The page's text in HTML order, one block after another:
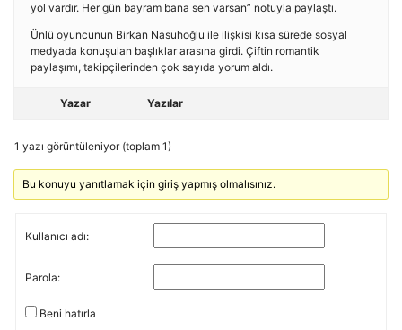
yol vardır. Her gün bayram bana sen varsan” notuyla paylaştı.
Ünlü oyuncunun Birkan Nasuhoğlu ile ilişkisi kısa sürede sosyal
medyada konuşulan başlıklar arasına girdi. Çiftin romantik
paylaşımı, takipçilerinden çok sayıda yorum aldı.
Yazar Yazılar
1 yazı görüntüleniyor (toplam 1)
Bu konuyu yanıtlamak için giriş yapmış olmalısınız.
Kullanıcı adı:
Parola:
Beni hatırla